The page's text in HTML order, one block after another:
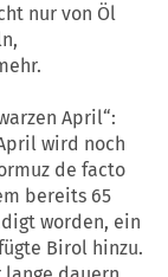
nur von Öl
April“:
wird noch
de facto
bereits 65
worden, ein
Birol hinzu.